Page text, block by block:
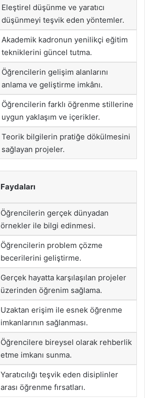
Eleştirel düşünme ve yaratıcı
düşünmeyi teşvik eden yöntemler.
Akademik kadronun yenilikçi eğitim
tekniklerini güncel tutma.
Öğrencilerin gelişim alanlarını
anlama ve geliştirme imkânı.
Öğrencilerin farklı öğrenme stillerine
uygun yaklaşım ve içerikler.
Teorik bilgilerin pratiğe dökülmesini
sağlayan projeler.
Faydaları
Öğrencilerin gerçek dünyadan
örnekler ile bilgi edinmesi.
Öğrencilerin problem çözme
becerilerini geliştirme.
Gerçek hayatta karşılaşılan projeler
üzerinden öğrenim sağlama.
Uzaktan erişim ile esnek öğrenme
imkanlarının sağlanması.
Öğrencilere bireysel olarak rehberlik
etme imkanı sunma.
Yaratıcılığı teşvik eden disiplinler
arası öğrenme fırsatları.